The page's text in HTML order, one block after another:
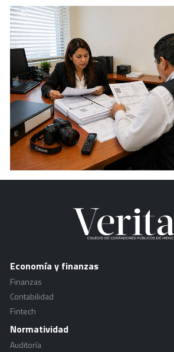
Economía y finanzas
Finanzas
Contabilidad
Fintech
Normatividad
Auditoría